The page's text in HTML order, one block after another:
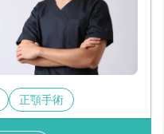
正顎手術